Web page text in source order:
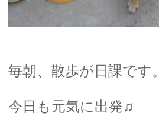
毎朝、散歩が日課です。
今日も元気に出発♫